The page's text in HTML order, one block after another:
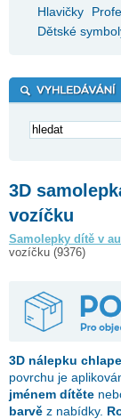
Hlavičky
Dětské
3D
vozíčku
Samolepky dítě v
vozíčku (9376)
3D nálepku
povrchu je
jménem dítěte
barvě z nabídky.